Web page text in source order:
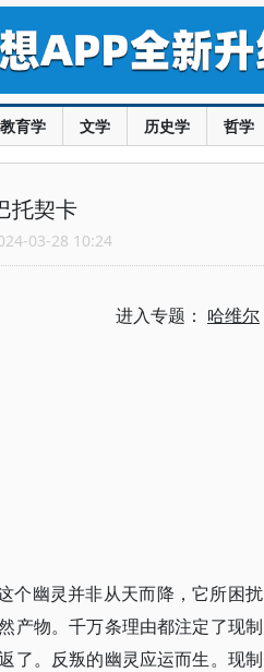
教育学 文学 历史学 哲学
托契卡
03-28 10:24
进入专题： 哈维尔
个幽灵并非从天而降，它所困扰
产物。千万条理由都注定了现制
了。反叛的幽灵应运而生。现制